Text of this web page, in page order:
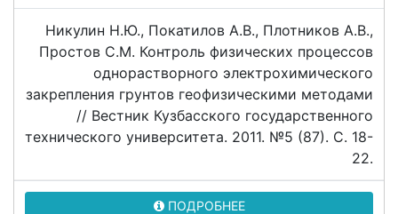
Никулин Н.Ю., Покатилов А.В., Плотников А.В.,
Простов С.М. Контроль физических процессов
однорастворного электрохимического
закрепления грунтов геофизическими методами
// Вестник Кузбасского государственного
технического университета. 2011. №5 (87). C. 18-
22.
ПОДРОБНЕЕ